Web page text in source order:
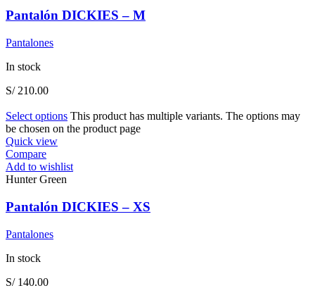
Pantalón DICKIES – M
Pantalones
In stock
S/210.00
Select options This product has multiple variants. The options may
be chosen on the product page
Quick view
Compare
Add to wishlist
Hunter Green
Pantalón DICKIES – XS
Pantalones
In stock
S/140.00